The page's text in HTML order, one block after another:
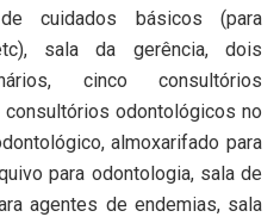
cuidados básicos (para
sala da gerência, dois
cinco consultórios
odontológicos no
almoxarifado para
para odontologia, sala de
agentes de endemias, sala